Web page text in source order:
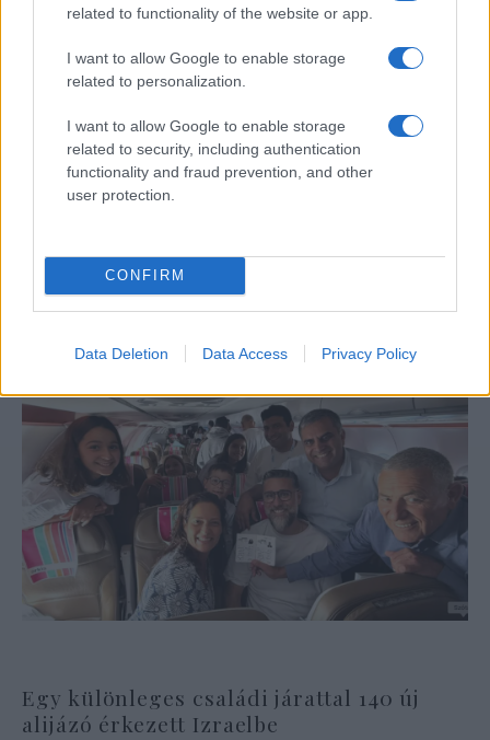
related to functionality of the website or app.
I want to allow Google to enable storage
related to personalization.
I want to allow Google to enable storage
related to security, including authentication
functionality and fraud prevention, and other
user protection.
CONFIRM
Data Deletion Data Access Privacy Policy
Amichay Éva: Az izraeli jurisztokrácia
végnapjai
Bibi ismét a csúcson: Benjamin
Egy különleges családi járattal 140 új
alijázó érkezett Izraelbe